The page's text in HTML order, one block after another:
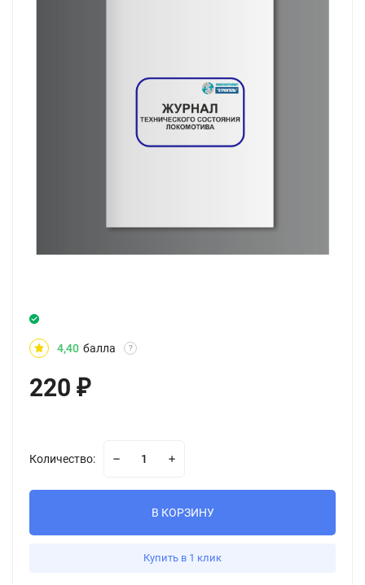
4,40 балла ?
220 ₽
Количество:
В КОРЗИНУ
Купить в 1 клик